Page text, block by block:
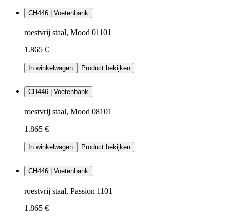
CH446 | Voetenbank
roestvrij staal, Mood 01101
1.865 €
In winkelwagen Product bekijken
CH446 | Voetenbank
roestvrij staal, Mood 08101
1.865 €
In winkelwagen Product bekijken
CH446 | Voetenbank
roestvrij staal, Passion 1101
1.865 €